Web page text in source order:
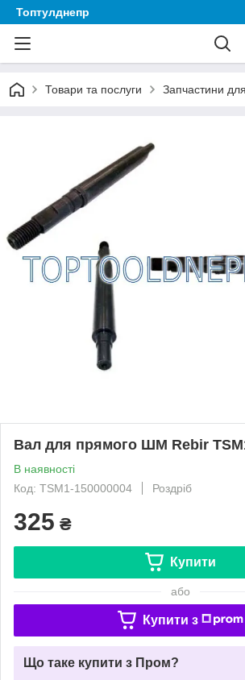
Топтулднепр
Товари та послуги Запчастини
Вал для прямого ШМ Rebir
В наявності
Код: TSM1-150000004
Роздріб
325 ₴
Купити
або
Купити з
Що таке купити з Пром?